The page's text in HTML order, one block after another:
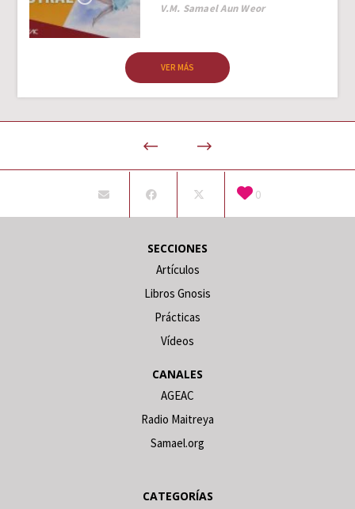
Author
V.M. Samael Aun Weor
VER MÁS
0
SECCIONES
Artículos
Libros Gnosis
Prácticas
Vídeos
CANALES
AGEAC
Radio Maitreya
Samael.org
CATEGORÍAS